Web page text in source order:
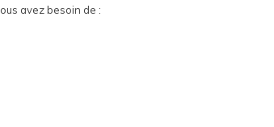
avez besoin de :